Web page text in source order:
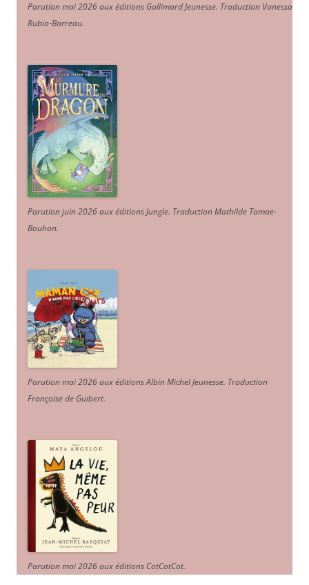
Parution mai 2026 aux éditions Gallimard Jeunesse. Traduction Vanessa
Rubio-Barreau.
Parution juin 2026 aux éditions Jungle. Traduction Mathilde Tamae-
Bouhon.
Parution mai 2026 aux éditions Albin Michel Jeunesse. Traduction
Françoise de Guibert.
Parution mai 2026 aux éditions CotCotCot.